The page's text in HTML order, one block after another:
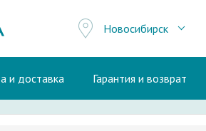
Новосибирск
и доставка Гарантия и возврат